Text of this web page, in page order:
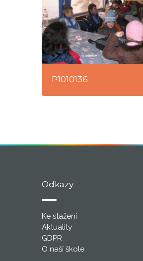
P1010136
Odkazy
Ke stažení
Aktuality
GDPR
O naší škole